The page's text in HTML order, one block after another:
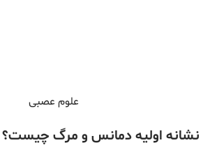
علوم عصبی
نشانه‌ اولیه دمانس و مرگ چیست؟